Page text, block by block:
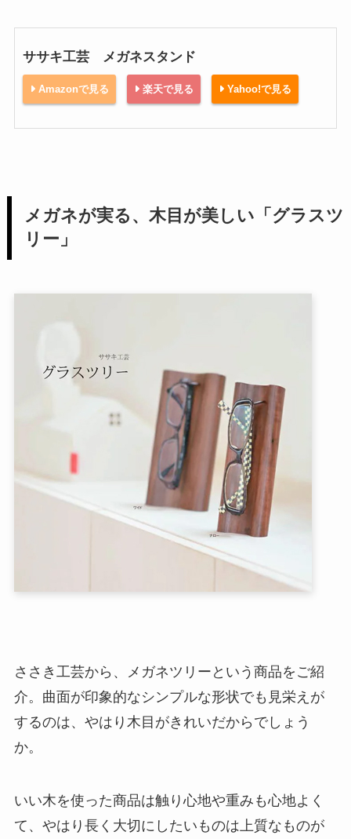
ササキ工芸 メガネスタンド
Amazonで見る 楽天で見る Yahoo!で見る
メガネが実る、木目が美しい「グラスツ
リー」
ささき工芸から、メガネツリーという商品をご紹
介。曲面が印象的なシンプルな形状でも見栄えが
するのは、やはり木目がきれいだからでしょう
か。
いい木を使った商品は触り心地や重みも心地よく
て、やはり長く大切にしたいものは上質なものが